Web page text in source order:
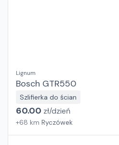
Lignum
Bosch GTR550
Szlifierka do ścian
60.00 zł/dzień
+68 km Ryczówek